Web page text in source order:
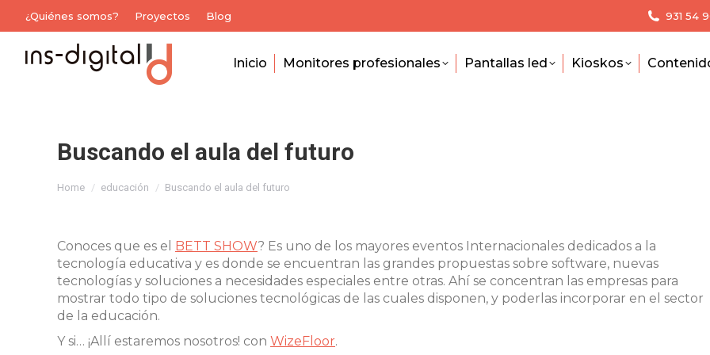
¿Quiénes somos? Proyectos Blog 931 54
Inicio Monitores profesionales Pantallas led Kioskos
Buscando el aula del futuro
Home educación Buscando el aula del futuro
Conoces que es el BETT SHOW? Es uno de los mayores eventos Internacionales dedicados a la
tecnología educativa y es donde se encuentran las grandes propuestas sobre software, nuevas
tecnologías y soluciones a necesidades especiales entre otras. Ahí se concentran las empresas para
mostrar todo tipo de soluciones tecnológicas de las cuales disponen, y poderlas incorporar en el sector
de la educación.
Y si… ¡Allí estaremos nosotros! con WizeFloor.